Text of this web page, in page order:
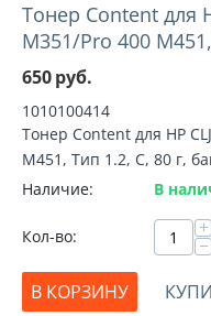
Тонер Content для
M351/Pro 400
650руб.
1010100414
Тонер Content для HP
M451, Тип 1.2, C, 80 г,
Наличие:
В
Кол-во: +
−
В КОРЗИНУ